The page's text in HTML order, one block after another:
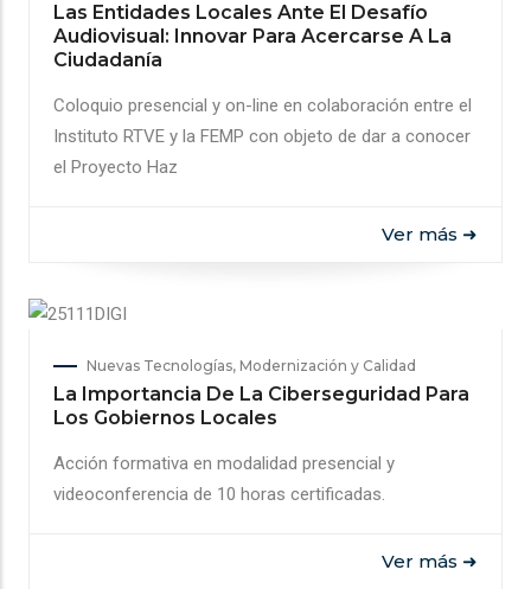
Las Entidades Locales Ante El Desafío
Audiovisual: Innovar Para Acercarse A La
Ciudadanía
Coloquio presencial y on-line en colaboración entre el
Instituto RTVE y la FEMP con objeto de dar a conocer
el Proyecto Haz
Ver más ➜
Nuevas Tecnologías, Modernización y Calidad
La Importancia De La Ciberseguridad Para
Los Gobiernos Locales
Acción formativa en modalidad presencial y
videoconferencia de 10 horas certificadas.
Ver más ➜